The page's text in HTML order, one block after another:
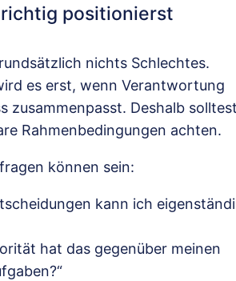
positionierst
nichts Schlechtes.
es erst, wenn Verantwortung
zusammenpasst. Deshalb
Rahmenbedingungen achten.
können sein:
kann ich
hat das gegenüber meinen